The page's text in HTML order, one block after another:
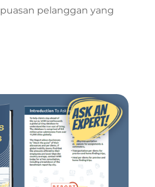
pelanggan yang